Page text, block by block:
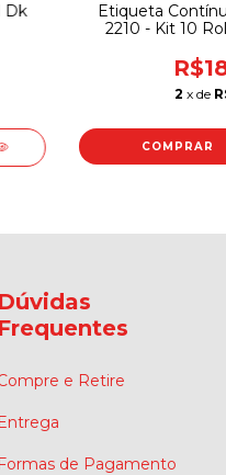
Dk
Etiqueta
2210 - Kit 10
2 x de
Dúvidas
Frequentes
e Retire
Entrega
Formas de Pagamento